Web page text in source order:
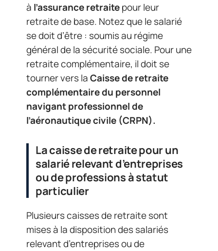
à l’assurance retraitepour leur
retraite de base. Notez que le salarié
se doit d’être : soumis au régime
général de la sécurité sociale. Pour une
retraite complémentaire, il doit se
tourner vers laCaisse de retraite
complémentaire du personnel
navigant professionnel de
l’aéronautique civile (CRPN).
La caisse de retraite pour un
salarié relevant d’entreprises
ou de professions à statut
particulier
Plusieurs caisses de retraite sont
mises à la disposition des salariés
relevant d’entreprises ou de